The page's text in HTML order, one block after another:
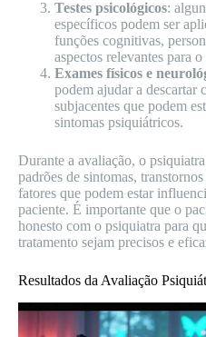
Testes psicológicos:
específicos podem ser
funções cognitivas,
aspectos relevantes para
Exames físicos e
podem ajudar a descartar
subjacentes que podem
sintomas psiquiátricos.
Durante a avaliação, o
padrões de sintomas,
fatores que podem estar
paciente. É importante que o
honesto com o psiquiatra para
tratamento sejam precisos e
Resultados da Avaliação